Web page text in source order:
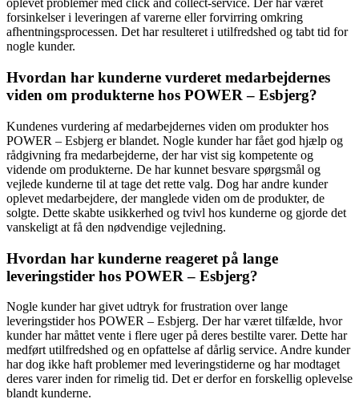
oplevet problemer med click and collect-service. Der har været
forsinkelser i leveringen af varerne eller forvirring omkring
afhentningsprocessen. Det har resulteret i utilfredshed og tabt tid for
nogle kunder.
Hvordan har kunderne vurderet medarbejdernes
viden om produkterne hos POWER – Esbjerg?
Kundenes vurdering af medarbejdernes viden om produkter hos
POWER – Esbjerg er blandet. Nogle kunder har fået god hjælp og
rådgivning fra medarbejderne, der har vist sig kompetente og
vidende om produkterne. De har kunnet besvare spørgsmål og
vejlede kunderne til at tage det rette valg. Dog har andre kunder
oplevet medarbejdere, der manglede viden om de produkter, de
solgte. Dette skabte usikkerhed og tvivl hos kunderne og gjorde det
vanskeligt at få den nødvendige vejledning.
Hvordan har kunderne reageret på lange
leveringstider hos POWER – Esbjerg?
Nogle kunder har givet udtryk for frustration over lange
leveringstider hos POWER – Esbjerg. Der har været tilfælde, hvor
kunder har måttet vente i flere uger på deres bestilte varer. Dette har
medført utilfredshed og en opfattelse af dårlig service. Andre kunder
har dog ikke haft problemer med leveringstiderne og har modtaget
deres varer inden for rimelig tid. Det er derfor en forskellig oplevelse
blandt kunderne.